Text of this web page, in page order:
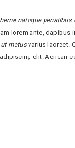
natoque
lorem ante, dapibus
ut metusvarius laoreet.
elit. Aenean